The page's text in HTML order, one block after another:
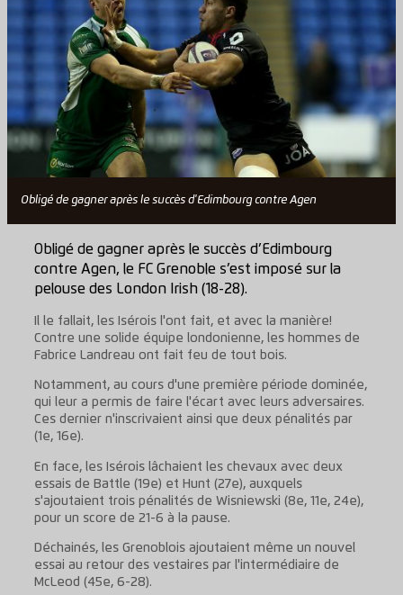
Obligé de gagner après le succès d'Edimbourg contre Agen
Obligé de gagner après le succès d’Edimbourg
contre Agen, le FC Grenoble s’est imposé sur la
pelouse des London Irish (18-28).
Il le fallait, les Isérois l'ont fait, et avec la manière!
Contre une solide équipe londonienne, les hommes de
Fabrice Landreau ont fait feu de tout bois.
Notamment, au cours d'une première période dominée,
qui leur a permis de faire l'écart avec leurs adversaires.
Ces dernier n'inscrivaient ainsi que deux pénalités par
(1e, 16e).
En face, les Isérois lâchaient les chevaux avec deux
essais de Battle (19e) et Hunt (27e), auxquels
s'ajoutaient trois pénalités de Wisniewski (8e, 11e, 24e),
pour un score de 21-6 à la pause.
Déchainés, les Grenoblois ajoutaient même un nouvel
essai au retour des vestaires par l'intermédiaire de
McLeod (45e, 6-28).